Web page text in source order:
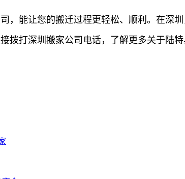
，能让您的搬迁过程更轻松、顺利。在深
拨打深圳搬家公司电话，了解更多关于陆特